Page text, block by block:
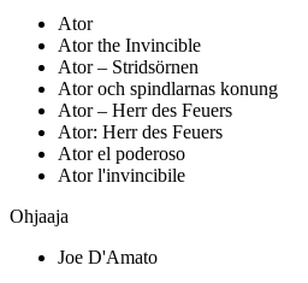
Ator
Ator the Invincible
Ator – Stridsörnen
Ator och spindlarnas konung
Ator – Herr des Feuers
Ator: Herr des Feuers
Ator el poderoso
Ator l'invincibile
Ohjaaja
Joe D'Amato